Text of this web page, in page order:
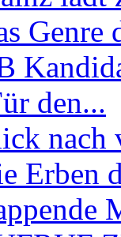
Genre
den...
nach
Erben